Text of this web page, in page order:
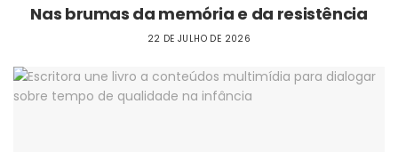
Nas brumas da memória e da resistência
22 DE JULHO DE 2026